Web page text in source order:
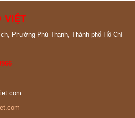
VIỆT
Phường Phú Thạnh, Thành phố Hồ Chí